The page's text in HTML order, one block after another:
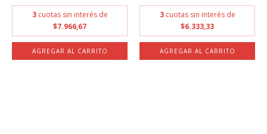
3 cuotas sin interés de
$7.966,67
3 cuotas sin interés de
$6.333,33